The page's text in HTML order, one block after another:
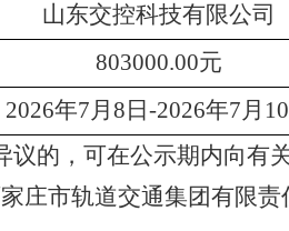
山东交控科技有限公司
803000.00元
2026年7月8日-2026年7月
的，可在公示期内向有
庄市轨道交通集团有限责